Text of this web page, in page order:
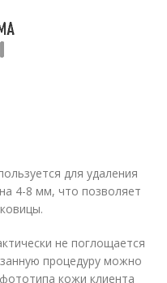
для удаления
4-8 мм, что позволяет
не поглощается
процедуру можно
кожи клиента